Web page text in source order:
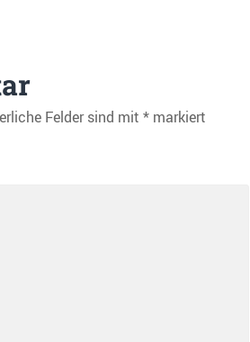
Felder sind mit *markiert